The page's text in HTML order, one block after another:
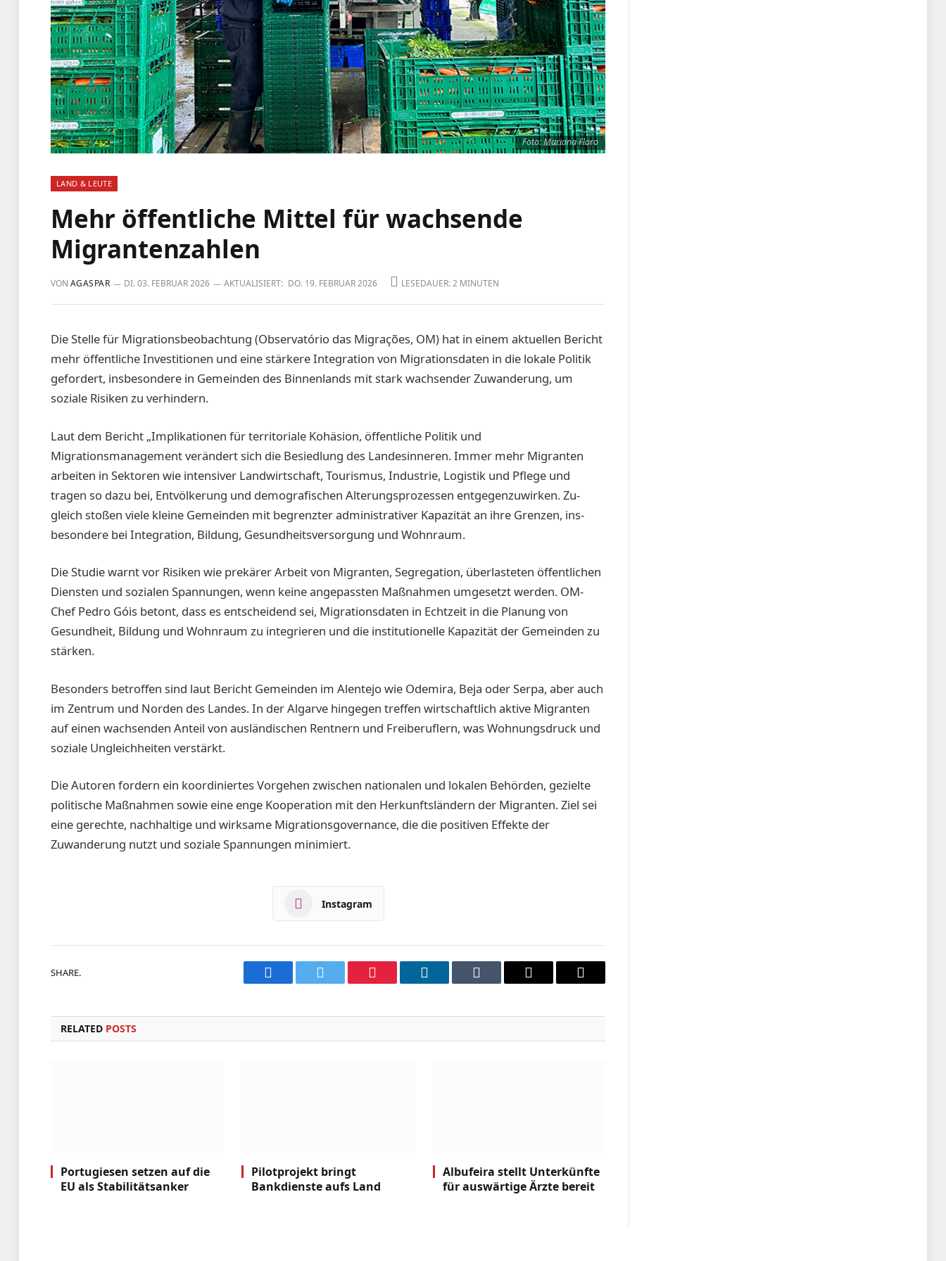
LAND & LEUTE
Mehr öffentliche Mittel für wachsende
Migrantenzahlen
VON AGASPAR DI. 03. FEBRUAR 2026 AKTUALISIERT: DO. 19. FEBRUAR 2026 LESEDAUER: 2 MINUTEN
Foto: Mariana Floro
Die Stelle für Migrationsbeobachtung (Observatório das Migrações, OM) hat in einem aktuellen Bericht
mehr öffentliche Investitionen und eine stärkere Integration von Migrationsdaten in die lokale Politik
gefordert, insbesondere in Gemeinden des Binnenlands mit stark wachsender Zuwanderung, um
soziale Risiken zu verhindern.
Laut dem Bericht „Implikationen für territoriale Kohäsion, öffentliche Politik und
Migrationsmanagement verändert sich die Besiedlung des Landesinneren. Immer mehr Migranten
arbeiten in Sektoren wie intensiver Landwirtschaft, Tou­rismus, Industrie, Logistik und Pflege und
tragen so dazu bei, Entvölkerung und demogra­fischen Alterungsprozessen entgegenzuwirken. Zu­
gleich stoßen viele kleine Gemeinden mit begrenzter administrativer Kapazität an ihre Grenzen, ins­
besondere bei Integration, Bildung, Gesundheitsversorgung und Wohnraum.
Die Studie warnt vor Risiken wie prekärer Arbeit von Migranten, Segregation, überlasteten öffentlichen
Diensten und sozialen Spannungen, wenn keine angepassten Maßnahmen umgesetzt werden. OM-
Chef Pedro Góis betont, dass es entscheidend sei, Migrationsdaten in Echtzeit in die Planung von
Gesundheit, Bildung und Wohnraum zu integrieren und die institutionelle Kapazität der Gemeinden zu
stärken.
Besonders betroffen sind laut Bericht Gemeinden im Alentejo wie Odemira, Beja oder Serpa, aber auch
im Zentrum und Norden des Landes. In der Algarve hingegen treffen wirtschaftlich aktive Migranten
auf einen wachsenden Anteil von ausländischen Rentnern und Freiberuflern, was Wohnungsdruck und
soziale Ungleichhei­ten verstärkt.
Die Autoren fordern ein koordiniertes Vorgehen zwischen nationalen und lokalen Behörden, gezielte
politische Maßnahmen sowie eine enge Kooperation mit den Herkunftsländern der Migranten. Ziel sei
eine gerechte, nachhaltige und wirksame Migrationsgovernance, die die posi­tiven Effekte der
Zuwanderung nutzt und soziale Spannungen minimiert.
Instagram
SHARE. FacebookTwitter PinterestLinkedInTumblr Email
Copy
RELATED POSTS
Portugiesen setzen auf die
EU als Stabilitätsanker
Pilotprojekt bringt
Bankdienste aufs Land
Albufeira stellt Unterkünfte
für auswärtige Ärzte bereit